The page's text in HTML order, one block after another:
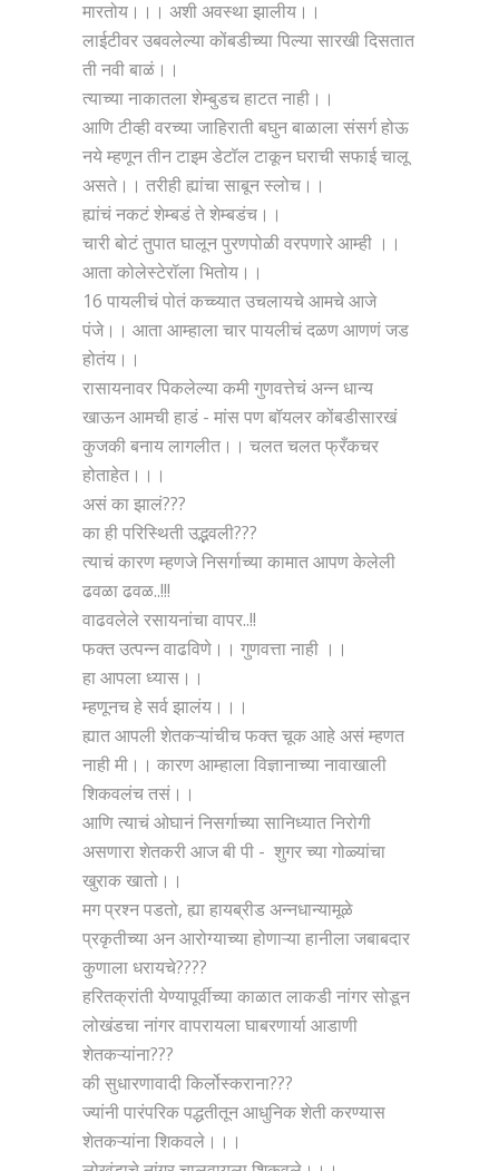
मारतोय।।। अशी अवस्था झालीय।।
लाईटीवर उबवलेल्या कोंबडीच्या पिल्या सारखी दिसतात
ती नवी बाळं।।
त्याच्या नाकातला शेम्बुडच हाटत नाही।।
आणि टीव्ही वरच्या जाहिराती बघुन बाळाला संसर्ग होऊ
नये म्हणून तीन टाइम डेटॉल टाकून घराची सफाई चालू
असते।। तरीही ह्यांचा साबून स्लोच।।
ह्यांचं नकटं शेम्बडं ते शेम्बडंच।।
चारी बोटं तुपात घालून पुरणपोळी वरपणारे आम्ही ।।
आता कोलेस्टेरॉला भितोय।।
16 पायलीचं पोतं कच्च्यात उचलायचे आमचे आजे
पंजे।। आता आम्हाला चार पायलीचं दळण आणणं जड
होतंय।।
रासायनावर पिकलेल्या कमी गुणवत्तेचं अन्न धान्य
खाऊन आमची हाडं - मांस पण बॉयलर कोंबडीसारखं
कुजकी बनाय लागलीत।। चलत चलत फ्रँकचर
होताहेत।।।
असं का झालं???
का ही परिस्थिती उद्भवली???
त्याचं कारण म्हणजे निसर्गाच्या कामात आपण केलेली
ढवळा ढवळ..!!!
वाढवलेले रसायनांचा वापर..!!
फक्त उत्पन्न वाढविणे।। गुणवत्ता नाही ।।
हा आपला ध्यास।।
म्हणूनच हे सर्व झालंय।।।
ह्यात आपली शेतकऱ्यांचीच फक्त चूक आहे असं म्हणत
नाही मी।। कारण आम्हाला विज्ञानाच्या नावाखाली
शिकवलंच तसं।।
आणि त्याचं ओघानं निसर्गाच्या सानिध्यात निरोगी
असणारा शेतकरी आज बी पी - शुगर च्या गोळ्यांचा
खुराक खातो।।
मग प्रश्न पडतो, ह्या हायब्रीड अन्नधान्यामूळे
प्रकृतीच्या अन आरोग्याच्या होणाऱ्या हानीला जबाबदार
कुणाला धरायचे????
हरितक्रांती येण्यापूर्वीच्या काळात लाकडी नांगर सोडून
लोखंडचा नांगर वापरायला घाबरणार्या आडाणी
शेतकऱ्यांना???
की सुधारणावादी किर्लोस्कराना???
ज्यांनी पारंपरिक पद्धतीतून आधुनिक शेती करण्यास
शेतकऱ्यांना शिकवले।।।